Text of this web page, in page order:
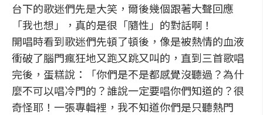
台下的歌迷們先是大笑，爾後幾個跟著大聲回應
「我也想」，真的是很「隨性」的對話啊！
開唱時看到歌迷們先頓了頓後，像是被熱情的血液
衝破了腦門瘋狂地又跑又跳又叫的，直到三首歌唱
完後，蛋糕說：「你們是不是都感覺沒聽過？為什
麼不可以唱冷門的？誰說一定要唱你們知道的？很
奇怪耶！一張專輯裡，我不知道你們是只聽熱門